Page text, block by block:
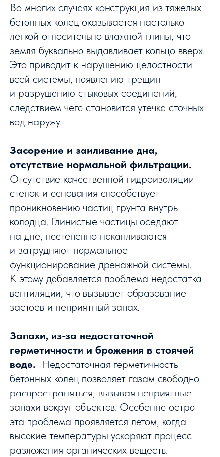
Во многих случаях конструкция из тяжелых
бетонных колец оказывается настолько
легкой относительно влажной глины, что
земля буквально выдавливает кольцо вверх.
Это приводит к нарушению целостности
всей системы, появлению трещин
и разрушению стыковых соединений,
следствием чего становится утечка сточных
вод наружу.
Засорение и заиливание дна,
отсутствие нормальной фильтрации.
Отсутствие качественной гидроизоляции
стенок и основания способствует
проникновению частиц грунта внутрь
колодца. Глинистые частицы оседают
на дне, постепенно накапливаются
и затрудняют нормальное
функционирование дренажной системы.
К этому добавляется проблема недостатка
вентиляции, что вызывает образование
застоев и неприятный запах.
Запахи, из-за недостаточной
герметичности и брожения в стоячей
воде. Недостаточная герметичность
бетонных колец позволяет газам свободно
распространяться, вызывая неприятные
запахи вокруг объектов. Особенно остро
эта проблема проявляется летом, когда
высокие температуры ускоряют процесс
разложения органических веществ.